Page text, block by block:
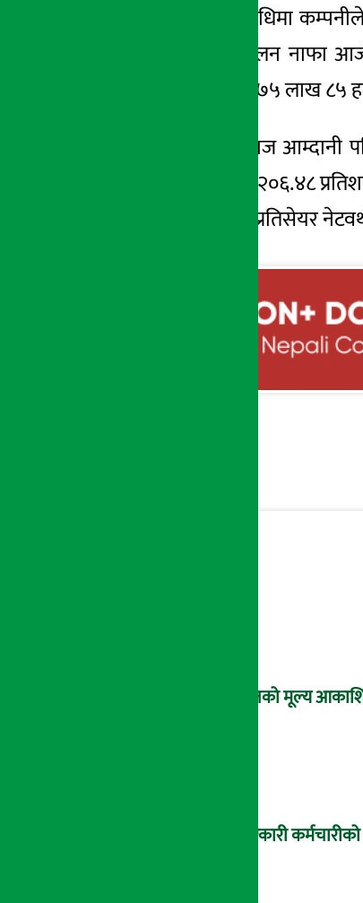
गत वर्षको यसैअवधिमा
हजार रुपैयाँ सञ्चालन नाफा
कम्पनीले १ करोड ७५ लाख ८५
कम्पनीको खुद ब्याज
कम्पनीले यस वर्ष २०६.४८
पैसा रहेको छ भने प्रतिसेयर
सुनको मूल्य
सरकारी